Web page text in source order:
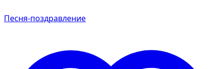
Песня-поздравление